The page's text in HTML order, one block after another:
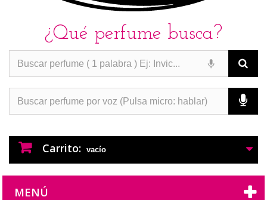
¿Qué perfume busca?
Carrito: vacío
MENÚ